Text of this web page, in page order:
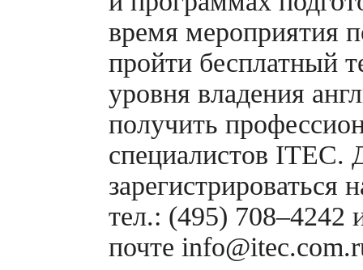
время мероприятия
пройти бесплатный
уровня владения
получить
специалистов ITEC.
зарегистрироваться
тел.: (495) 708–4242
почте